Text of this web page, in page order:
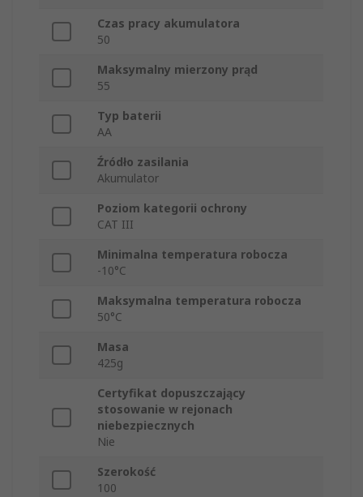
Czas pracy akumulatora
50
Maksymalny mierzony prąd
55
Typ baterii
AA
Źródło zasilania
Akumulator
Poziom kategorii ochrony
CAT III
Minimalna temperatura robocza
-10°C
Maksymalna temperatura robocza
50°C
Masa
425g
Certyfikat dopuszczający
stosowanie w rejonach
niebezpiecznych
Nie
Szerokość
100